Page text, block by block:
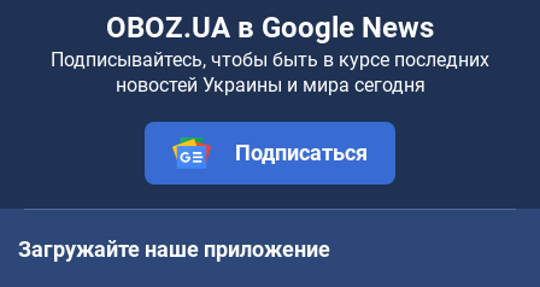
OBOZ.UA в Google News
Подписывайтесь, чтобы быть в курсе последних
новостей Украины и мира сегодня
Подписаться
Загружайте наше приложение